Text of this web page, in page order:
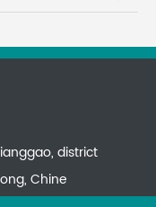
district
Chine